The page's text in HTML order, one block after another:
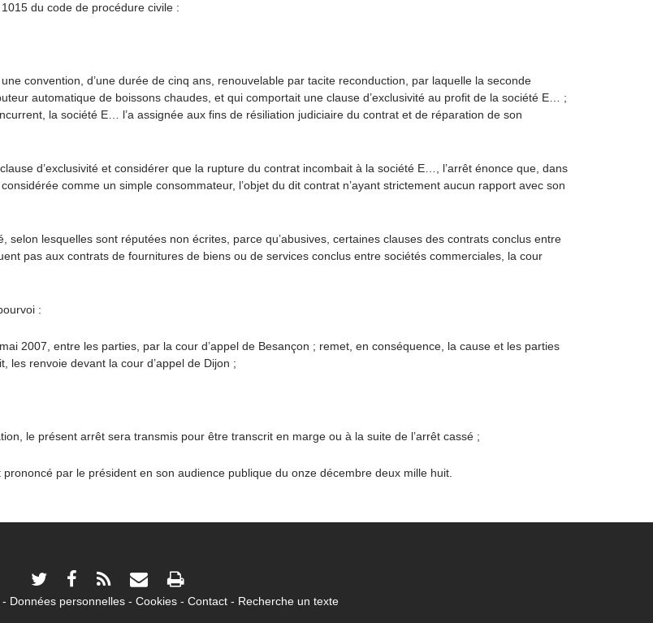
du code de procédure civile :
convention, d’une durée de cinq ans, renouvelable par tacite reconduction, par laquelle la seconde
automatique de boissons chaudes, et qui comportait une clause d’exclusivité au profit de la société E… ;
la société E… l’a assignée aux fins de résiliation judiciaire du contrat et de réparation de son
d’exclusivité et considérer que la rupture du contrat incombait à la société E…, l’arrêt énonce que, dans
comme un simple consommateur, l’objet du dit contrat n’ayant strictement aucun rapport avec son
selon lesquelles sont réputées non écrites, parce qu’abusives, certaines clauses des contrats conclus entre
pas aux contrats de fournitures de biens ou de services conclus entre sociétés commerciales, la cour
:
2007, entre les parties, par la cour d’appel de Besançon ; remet, en conséquence, la cause et les parties
les renvoie devant la cour d’appel de Dijon ;
le présent arrêt sera transmis pour être transcrit en marge ou à la suite de l’arrêt cassé ;
par le président en son audience publique du onze décembre deux mille huit.
Données personnelles Cookies Contact Recherche un texte